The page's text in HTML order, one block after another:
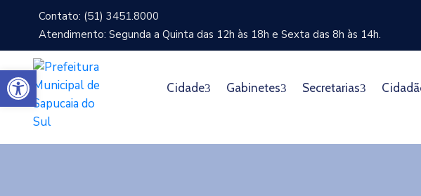
Contato: (51) 3451.8000
Atendimento: Segunda a Quinta das 12h às 18h e Sexta das 8h às 14h.
Cidade Gabinetes Secretarias
Abrir a barra de ferramentas